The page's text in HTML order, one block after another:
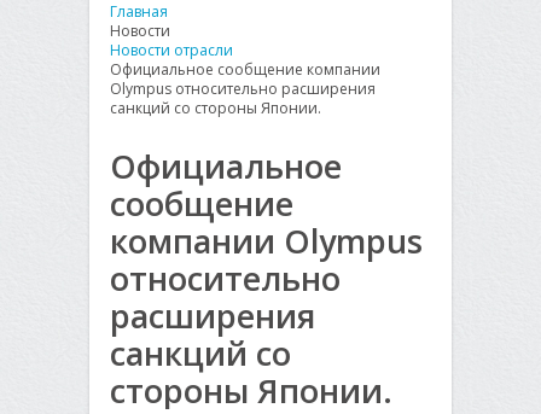
Главная
Новости
Новости отрасли
Официальное сообщение компании
Olympus относительно расширения
санкций со стороны Японии.
Официальное
сообщение
компании Olympus
относительно
расширения
санкций со
стороны Японии.